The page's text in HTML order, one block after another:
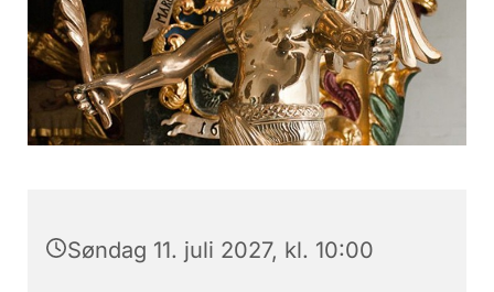
Søndag 11. juli 2027, kl. 10:00